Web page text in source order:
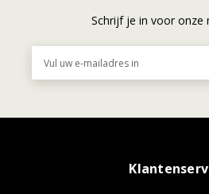
Schrijf je in voor onze
mailadres